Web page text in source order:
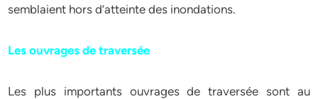
semblaient hors d’atteinte des inondations.
Les ouvrages de traversée
Les plus importants ouvrages de traversée sont au